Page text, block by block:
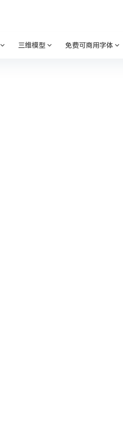
三维模型 免费可商用字体